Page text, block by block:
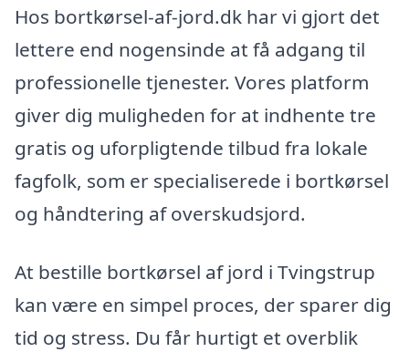
Hos bortkørsel-af-jord.dk har vi gjort det
lettere end nogensinde at få adgang til
professionelle tjenester. Vores platform
giver dig muligheden for at indhente tre
gratis og uforpligtende tilbud fra lokale
fagfolk, som er specialiserede i bortkørsel
og håndtering af overskudsjord.
At bestille bortkørsel af jord i Tvingstrup
kan være en simpel proces, der sparer dig
tid og stress. Du får hurtigt et overblik